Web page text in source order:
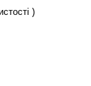
)